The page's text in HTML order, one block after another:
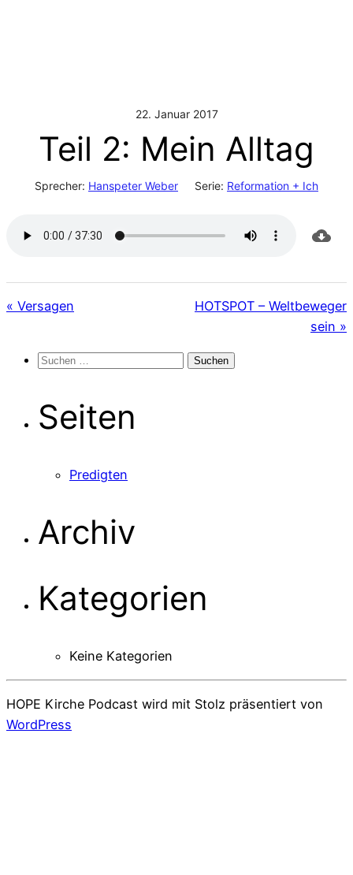
22. Januar 2017
Teil 2: Mein Alltag
Sprecher: Hanspeter Weber Serie: Reformation + Ich
« Versagen
HOTSPOT – Weltbeweger
sein »
Suchen
Seiten
Predigten
Archiv
Kategorien
Keine Kategorien
HOPE Kirche Podcast wird mit Stolz präsentiert von
WordPress